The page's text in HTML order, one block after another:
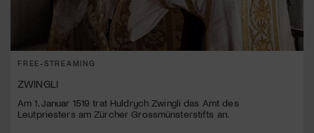
FREE-STREAMING
ZWINGLI
Am 1. Januar 1519 trat Huldrych Zwingli das Amt des
Leutpriesters am Zürcher Grossmünsterstifts an.